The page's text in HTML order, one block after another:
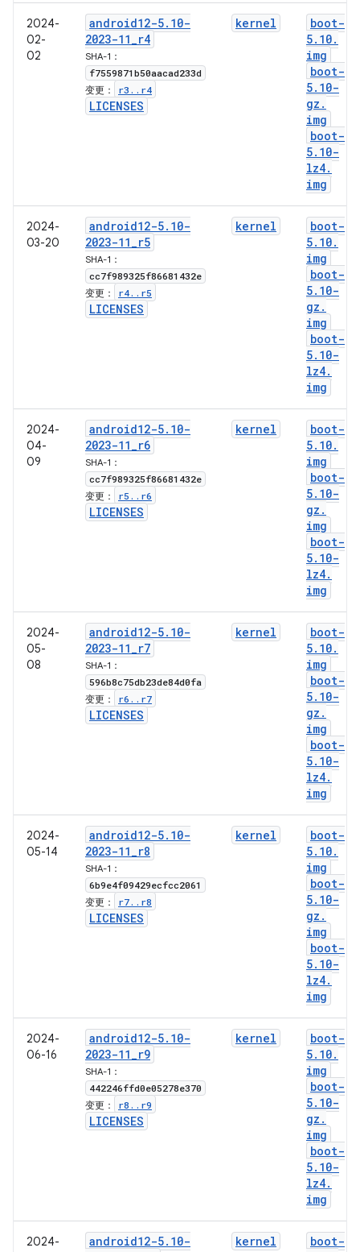
2024-
02-
02
android12-5. 10-
2023-11_r4
SHA-1：
f7559871b50aacad233d
变更： r3 . . r4
LICENSES
kernel
boot-
5. 10.
img
boot-
5. 10-
gz .
img
boot-
5. 10-
lz4.
img
2024-
03-20
android12-5. 10-
2023-11_r5
SHA-1：
cc7f989325f86681432e
变更： r4. . r5
LICENSES
kernel
boot-
5. 10.
img
boot-
5. 10-
gz .
img
boot-
5. 10-
lz4.
img
2024-
04-
09
android12-5. 10-
2023-11_r6
SHA-1：
cc7f989325f86681432e
变更： r5 . . r6
LICENSES
kernel
boot-
5. 10.
img
boot-
5. 10-
gz .
img
boot-
5. 10-
lz4.
img
2024-
05-
08
android12-5. 10-
2023-11_r7
SHA-1：
596b8c75db23de84d0fa
变更： r6 . . r7
LICENSES
kernel
boot-
5. 10.
img
boot-
5. 10-
gz .
img
boot-
5. 10-
lz4.
img
2024-
05-14
android12-5. 10-
2023-11_r8
SHA-1：
6b9e4f09429ecfcc2061
变更： r7. . r8
LICENSES
kernel
boot-
5. 10.
img
boot-
5. 10-
gz .
img
boot-
5. 10-
lz4.
img
2024-
06-16
android12-5. 10-
2023-11_r9
SHA-1：
442246ffd0e05278e370
变更： r8 . . r9
LICENSES
kernel
boot-
5. 10.
img
boot-
5. 10-
gz .
img
boot-
5. 10-
lz4.
img
2024-
android12-5. 10-
kernel
boot-